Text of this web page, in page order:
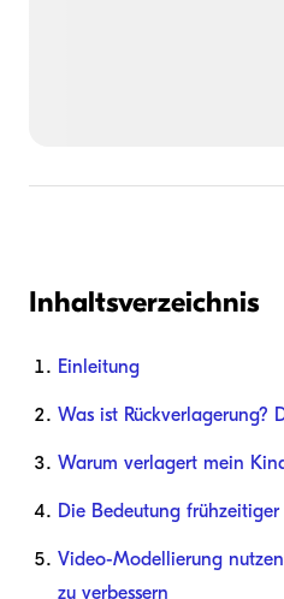
Inhaltsverzeichnis
Einleitung
Was ist Rückverlagerung?
Warum verlagert mein
Die Bedeutung frühzeitiger
Video-Modellierung
zu verbessern